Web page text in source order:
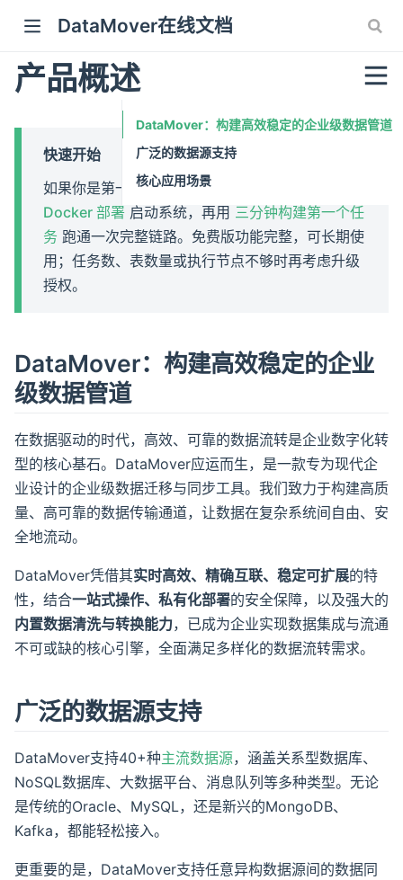
DataMover在线文档
产品概述
快速开始
如果你是第一次使用 DataMover，建议先按
Docker 部署 启动系统，再用 三分钟构建第一个任
务 跑通一次完整链路。免费版功能完整，可长期使
用；任务数、表数量或执行节点不够时再考虑升级
授权。
DataMover：构建高效稳定的企业
级数据管道
在数据驱动的时代，高效、可靠的数据流转是企业数字化转
型的核心基石。DataMover应运而生，是一款专为现代企
业设计的企业级数据迁移与同步工具。我们致力于构建高质
量、高可靠的数据传输通道，让数据在复杂系统间自由、安
全地流动。
DataMover凭借其实时高效、精确互联、稳定可扩展的特
性，结合一站式操作、私有化部署的安全保障，以及强大的
内置数据清洗与转换能力，已成为企业实现数据集成与流通
不可或缺的核心引擎，全面满足多样化的数据流转需求。
广泛的数据源支持
DataMover支持40+种主流数据源，涵盖关系型数据库、
NoSQL数据库、大数据平台、消息队列等多种类型。无论
是传统的Oracle、MySQL，还是新兴的MongoDB、
Kafka，都能轻松接入。
更重要的是，DataMover支持任意异构数据源间的数据同
DataMover：构建高效稳定的企业级数据管道
广泛的数据源支持
核心应用场景